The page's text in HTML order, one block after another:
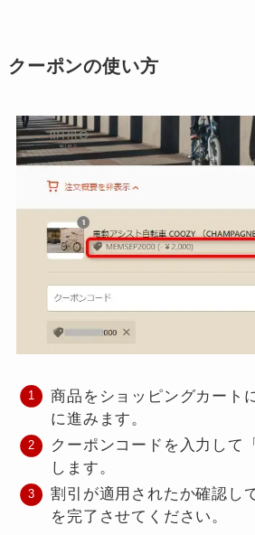
クーポンの使い方
商品をショッピングカート
に進みます。
クーポンコードを入力して
します。
割引が適用されたか確認し
を完了させてください。